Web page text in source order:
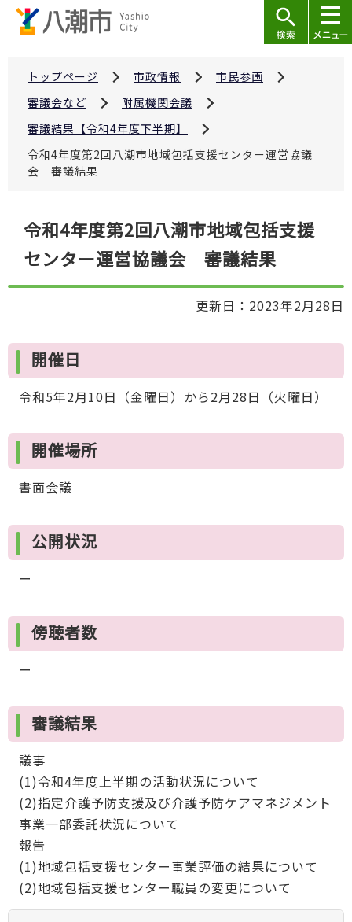
トップページ 市政情報
市民参画
審議会など
附属機関会議
審議結果【令和4年度下半期】
令和4年度第2回八潮市地域包括支援センター運営協議
会 審議結果
令和4年度第2回八潮市地域包括支援
センター運営協議会 審議結果
更新日：2023年2月28日
開催日
令和5年2月10日（金曜日）から2月28日（火曜日）
開催場所
書面会議
公開状況
ー
傍聴者数
ー
審議結果
議事
(1)令和4年度上半期の活動状況について
(2)指定介護予防支援及び介護予防ケアマネジメント
事業一部委託状況について
報告
(1)地域包括支援センター事業評価の結果について
(2)地域包括支援センター職員の変更について